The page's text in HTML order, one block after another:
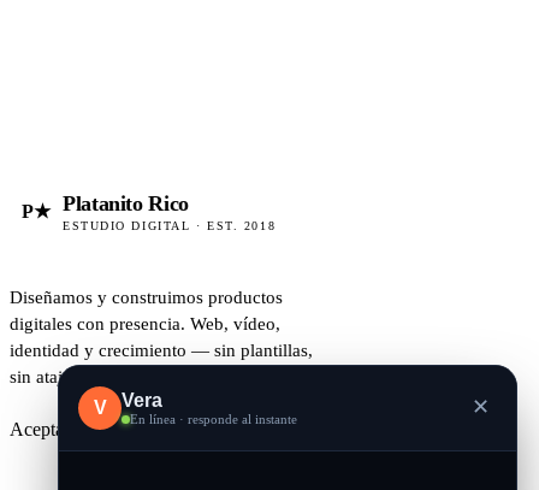
P★ Platanito Rico
ESTUDIO DIGITAL · EST. 2018
Diseñamos y construimos productos
digitales con presencia. Web, vídeo,
identidad y crecimiento — sin plantillas,
sin atajos.
Aceptando proyectos · 2026
V Vera
En línea · responde al instante ✕